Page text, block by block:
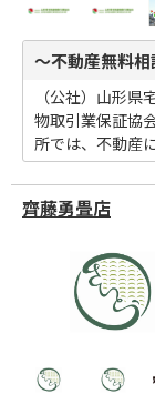
～不動産無料
（公社）山形
物取引業保証協
所では、不動産
齊藤勇畳店